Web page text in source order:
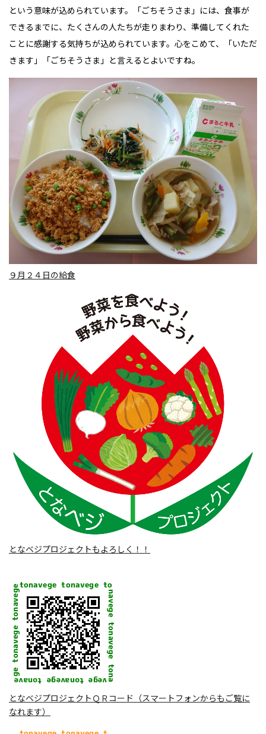
という意味が込められています。
「ごちそうさま」には、食事が
できるまでに、たくさんの人たちが走りまわり、準備してくれた
ことに感謝する気持ちが込められています。 心をこめて、「いただ
きます」「ごちそうさま」と言えるとよいですね。
９月２４日の給食
となベジプロジェクトもよろしく！！
となベジプロジェクトＱＲコード（スマートフォンからもご覧に
なれます）